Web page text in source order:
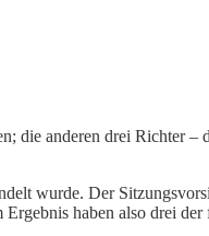
die anderen drei Richter –
wurde. Der
haben also drei